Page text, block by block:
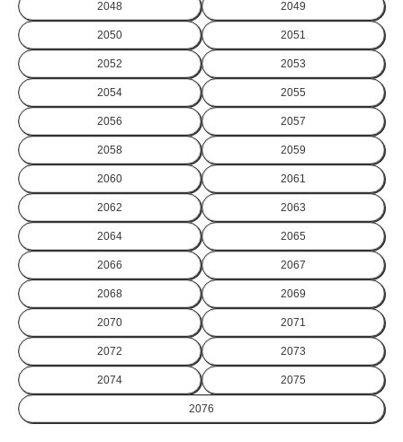
2048 2049
2050 2051
2052 2053
2054 2055
2056 2057
2058 2059
2060 2061
2062 2063
2064 2065
2066 2067
2068 2069
2070 2071
2072 2073
2074 2075
2076